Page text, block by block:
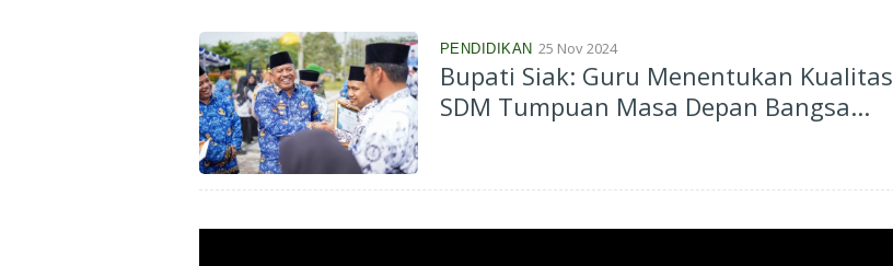
PENDIDIKAN 25 Nov 2024
Bupati Siak: Guru Menentukan Kualitas
SDM Tumpuan Masa Depan Bangsa...